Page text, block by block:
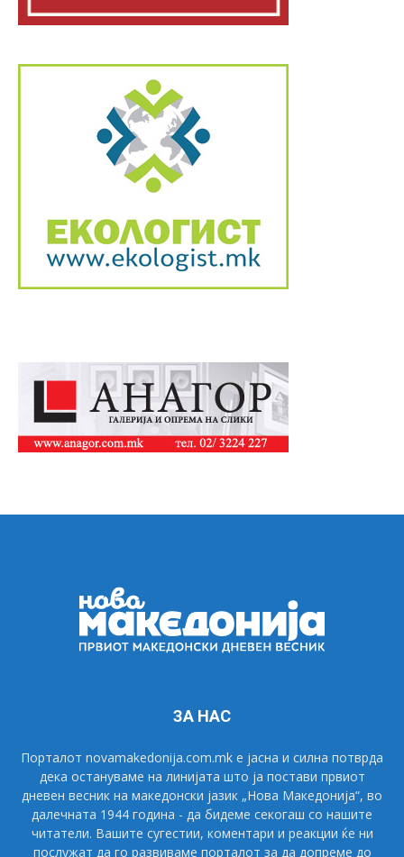
ЗА НАС
Порталот novamakedonija.com.mk е јасна и силна потврда
дека остануваме на линијата што ја постави првиот
дневен весник на македонски јазик „Нова Македонија“, во
далечната 1944 година - да бидеме секогаш со нашите
читатели. Вашите сугестии, коментари и реакции ќе ни
послужат да го развиваме порталот за да допреме до